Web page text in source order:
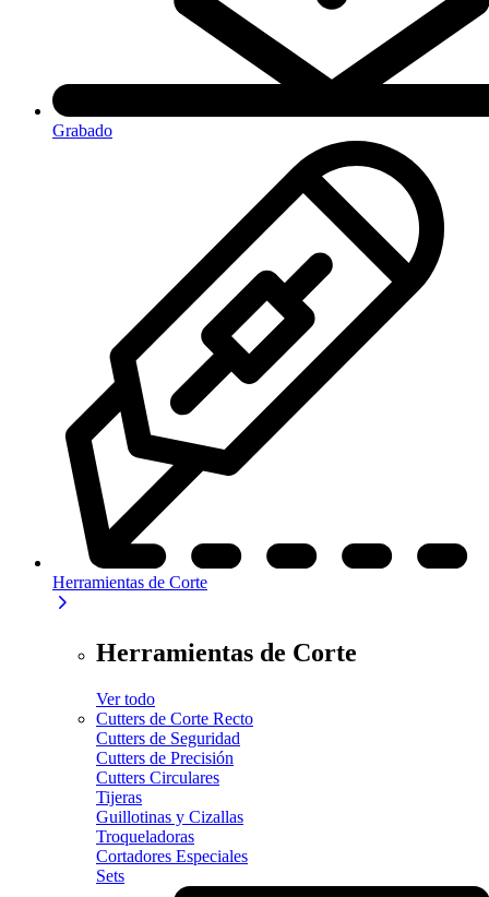
Grabado
Herramientas de Corte
Herramientas de Corte
Ver todo
Cutters de Corte Recto
Cutters de Seguridad
Cutters de Precisión
Cutters Circulares
Tijeras
Guillotinas y Cizallas
Troqueladoras
Cortadores Especiales
Sets